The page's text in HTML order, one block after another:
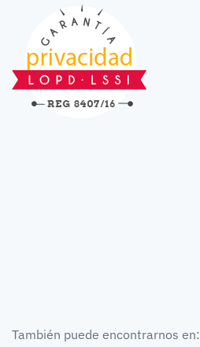
También puede encontrarnos en: